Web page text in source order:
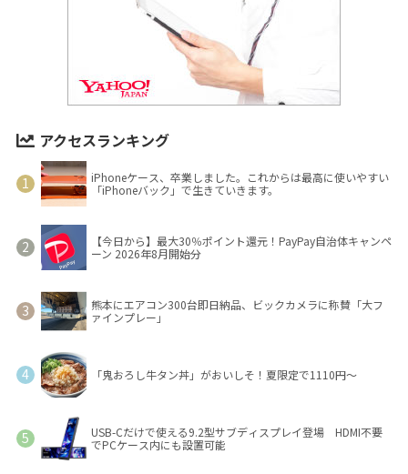
アクセスランキング
iPhoneケース、卒業しました。これからは最高に使いやすい
「iPhoneバック」で生きていきます。
【今日から】最大30％ポイント還元！PayPay自治体キャンペ
ーン 2026年8月開始分
熊本にエアコン300台即日納品、ビックカメラに称賛「大フ
ァインプレー」
「鬼おろし牛タン丼」がおいしそ！夏限定で1110円～
USB-Cだけで使える9.2型サブディスプレイ登場 HDMI不要
でPCケース内にも設置可能